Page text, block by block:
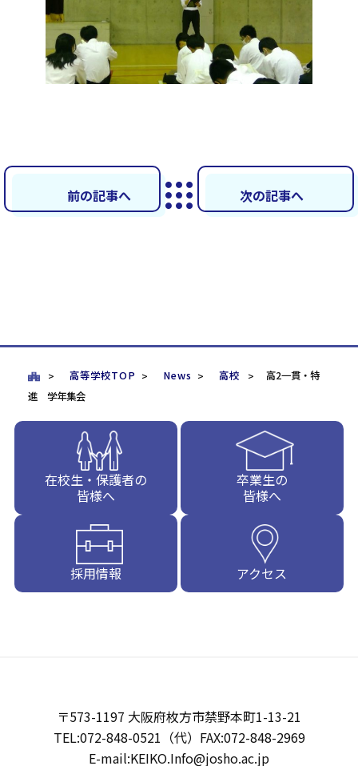
前の記事へ 次の記事へ
高等学校TOP News 高校
高2一貫・特
進 学年集会
在校生・保護者の
皆様へ
卒業生の
皆様へ
採用情報 アクセス
〒573-1197 大阪府枚方市禁野本町1-13-21
TEL:072-848-0521（代）FAX:072-848-2969
E-mail:KEIKO.Info@josho.ac.jp